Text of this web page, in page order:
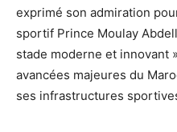
exprimé son admiration
sportif Prince Moulay
stade moderne et innovant
avancées majeures du
ses infrastructures